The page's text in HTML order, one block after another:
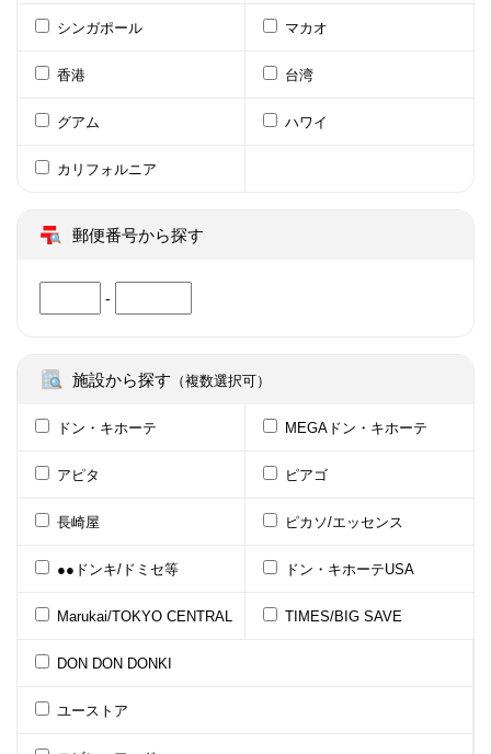
シンガポール マカオ
香港 台湾
グアム ハワイ
カリフォルニア
郵便番号から探す
-
施設から探す （複数選択可）
ドン・キホーテ MEGAドン・キホーテ
アピタ ピアゴ
長崎屋 ピカソ/エッセンス
●●ドンキ/ドミセ等 ドン・キホーテUSA
Marukai/TOKYO CENTRAL TIMES/BIG SAVE
DON DON DONKI
ユーストア